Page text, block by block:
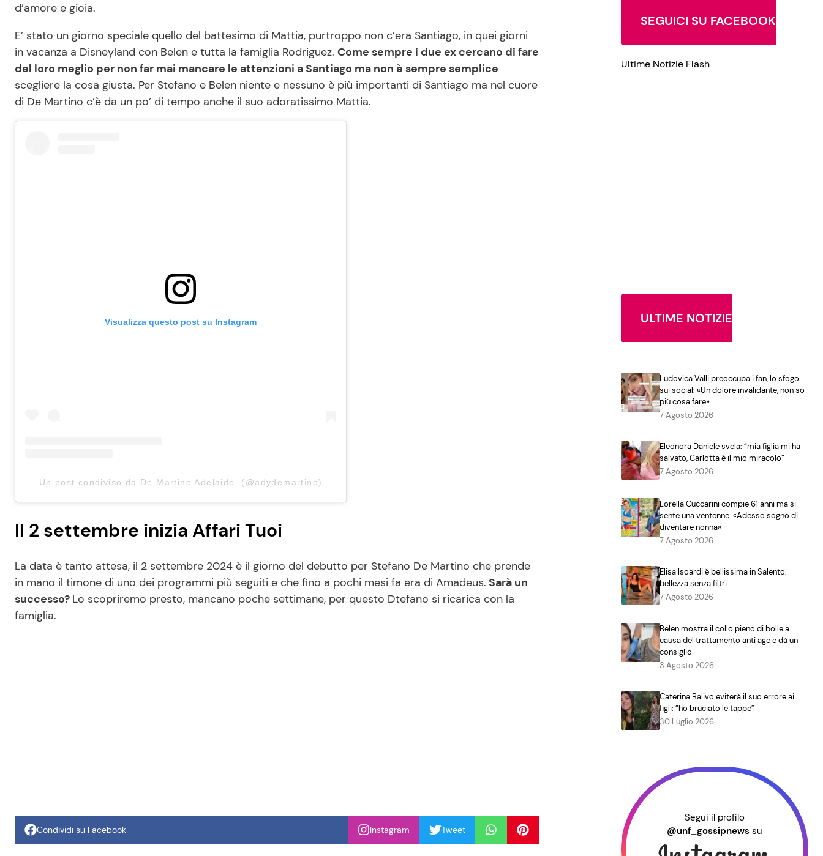
d’amore e gioia.
E’ stato un giorno speciale quello del battesimo di Mattia, purtroppo non c’era Santiago, in quei giorni
in vacanza a Disneyland con Belen e tutta la famiglia Rodriguez. Come sempre i due ex cercano di fare
del loro meglio per non far mai mancare le attenzioni a Santiago ma non è sempre semplice
scegliere la cosa giusta. Per Stefano e Belen niente e nessuno è più importanti di Santiago ma nel cuore
di De Martino c’è da un po’ di tempo anche il suo adoratissimo Mattia.
Visualizza questo post su Instagram
Un post condiviso da ️️️De Martino Adelaide. (@adydemartino)
Il 2 settembre inizia Affari Tuoi
La data è tanto attesa, il 2 settembre 2024 è il giorno del debutto per Stefano De Martino che prende
in mano il timone di uno dei programmi più seguiti e che fino a pochi mesi fa era di Amadeus. Sarà un
successo? Lo scopriremo presto, mancano poche settimane, per questo Dtefano si ricarica con la
famiglia.
Condividi su Facebook Instagram Tweet
SEGUICI SU FACEBOOK
Ultime Notizie Flash
ULTIME NOTIZIE
Ludovica Valli preoccupa i fan, lo sfogo
sui social: «Un dolore invalidante, non so
più cosa fare»
7 Agosto 2026
Eleonora Daniele svela: “mia figlia mi ha
salvato, Carlotta è il mio miracolo”
7 Agosto 2026
Lorella Cuccarini compie 61 anni ma si
sente una ventenne: «Adesso sogno di
diventare nonna»
7 Agosto 2026
Elisa Isoardi è bellissima in Salento:
bellezza senza filtri
7 Agosto 2026
Belen mostra il collo pieno di bolle a
causa del trattamento anti age e dà un
consiglio
3 Agosto 2026
Caterina Balivo eviterà il suo errore ai
figli: “ho bruciato le tappe”
30 Luglio 2026
Segui il profilo
@unf_gossipnews su